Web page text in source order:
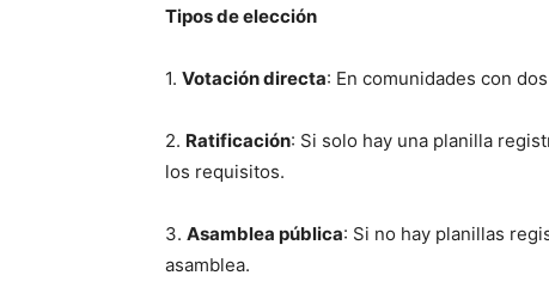
Tipos de elección
1. Votación directa: En comunidades con
2. Ratificación: Si solo hay una planilla
los requisitos.
3. Asamblea pública: Si no hay planillas
asamblea.